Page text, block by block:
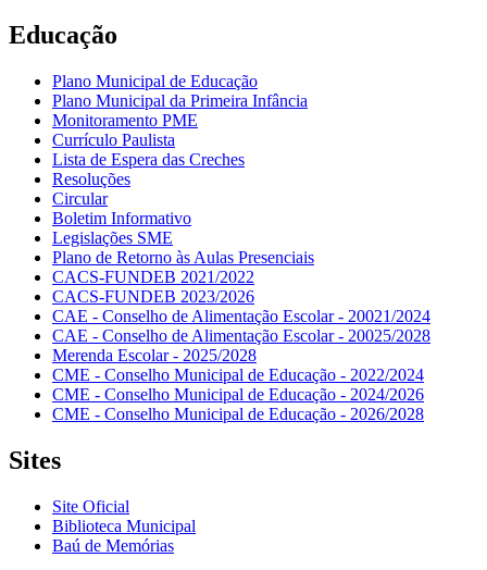
Educação
Plano Municipal de Educação
Plano Municipal da Primeira Infância
Monitoramento PME
Currículo Paulista
Lista de Espera das Creches
Resoluções
Circular
Boletim Informativo
Legislações SME
Plano de Retorno às Aulas Presenciais
CACS-FUNDEB 2021/2022
CACS-FUNDEB 2023/2026
CAE - Conselho de Alimentação Escolar - 20021/2024
CAE - Conselho de Alimentação Escolar - 20025/2028
Merenda Escolar - 2025/2028
CME - Conselho Municipal de Educação - 2022/2024
CME - Conselho Municipal de Educação - 2024/2026
CME - Conselho Municipal de Educação - 2026/2028
Sites
Site Oficial
Biblioteca Municipal
Baú de Memórias